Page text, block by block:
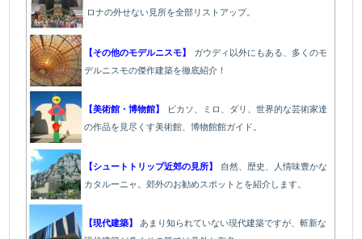
ロナの外せない見所を全部リストアップ。
【その他のモデルニスモ】
ガウディ以外にもある、多くのモ
デルニスモの傑作建築を徹底紹介！
【美術館・博物館】
ピカソ、ミロ、ダリ、世界的な芸術家達
の作品を見尽くす美術館、博物館館ガイド。
【シュートトリップ近郊の見所】
自然、歴史、人情味豊かな
カタルーニャ。郊外のお勧めスポットとを紹介します。
【現代建築】
あまり知られていない現代建築ですが、斬新な